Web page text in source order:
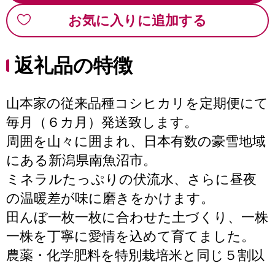
お気に入りに追加する
返礼品の特徴
山本家の従来品種コシヒカリを定期便にて
毎月（６カ月）発送致します。
周囲を山々に囲まれ、日本有数の豪雪地域
にある新潟県南魚沼市。
ミネラルたっぷりの伏流水、さらに昼夜
の温暖差が味に磨きをかけます。
田んぼ一枚一枚に合わせた土づくり、一株
一株を丁寧に愛情を込めて育てました。
農薬・化学肥料を特別栽培米と同じ５割以